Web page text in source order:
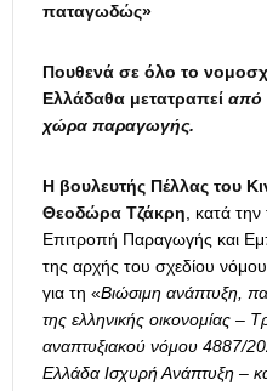
παταγωδώς»
Πουθενά σε όλο το
Ελλάδαθα μετατραπεί από
χώρα παραγωγής.
Η βουλευτής Πέλλας του
Θεοδώρα Τζάκρη, κατά
Επιτροπή Παραγωγής και
της αρχής του σχεδίου
για τη «Βιώσιμη ανάπτυξη,
της ελληνικής οικονομίας –
αναπτυξιακού νόμου 4887/
Ελλάδα Ισχυρή Ανάπτυξη –